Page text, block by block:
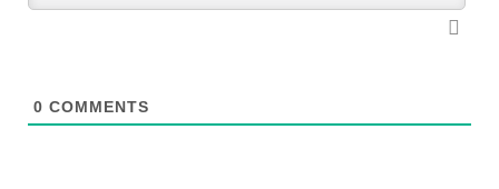
0 COMMENTS